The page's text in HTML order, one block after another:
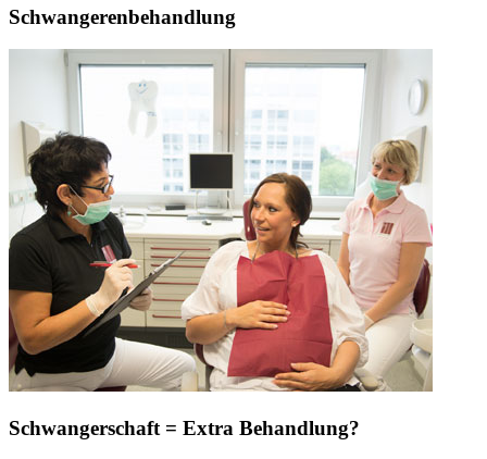
Schwangerenbehandlung
Schwangerschaft = Extra Behandlung?